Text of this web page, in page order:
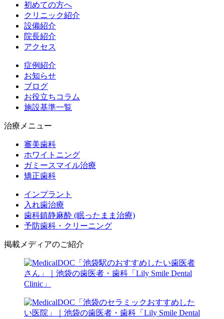
初めての方へ
クリニック紹介
設備紹介
院長紹介
アクセス
症例紹介
お知らせ
ブログ
お役立ちコラム
施設基準一覧
治療メニュー
審美歯科
ホワイトニング
ガミースマイル治療
矯正歯科
インプラント
入れ歯治療
歯科鎮静麻酔 (眠ったまま治療)
予防歯科・クリーニング
掲載メディアのご紹介